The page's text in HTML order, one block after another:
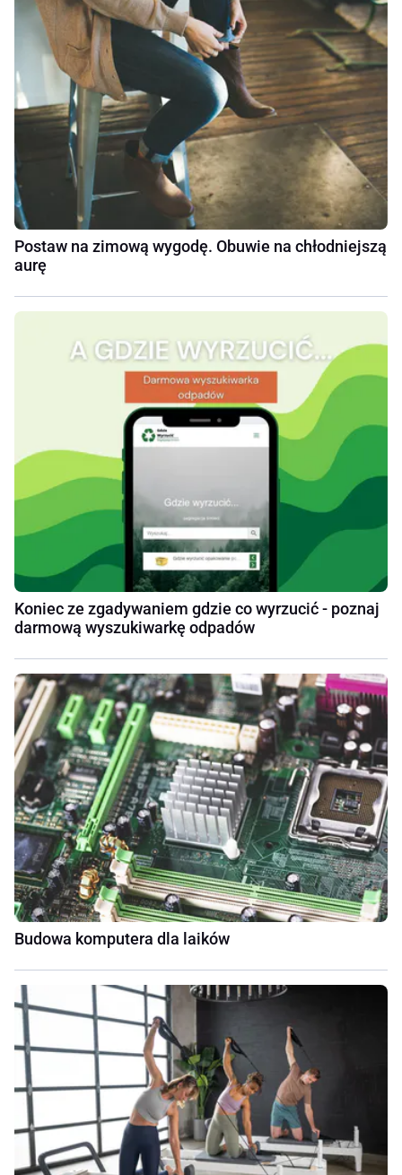
Postaw na zimową wygodę. Obuwie na chłodniejszą
aurę
Koniec ze zgadywaniem gdzie co wyrzucić - poznaj
darmową wyszukiwarkę odpadów
Budowa komputera dla laików